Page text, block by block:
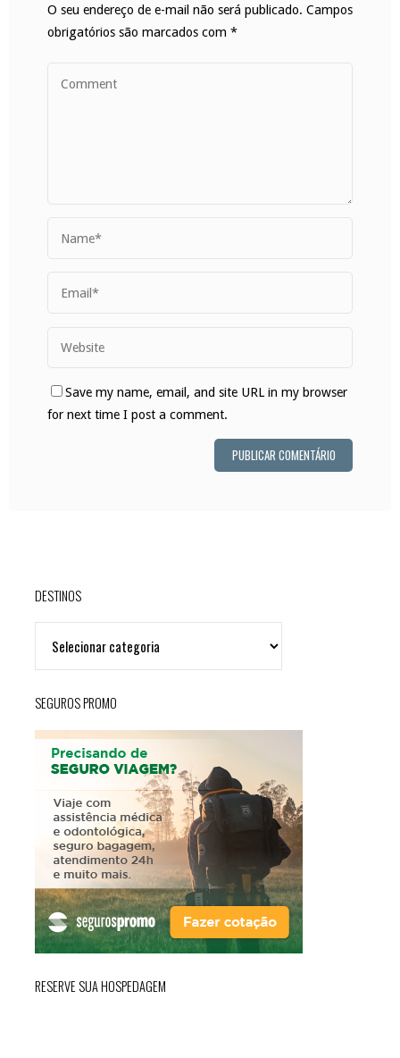
O seu endereço de e-mail não será publicado. Campos
obrigatórios são marcados com *
Save my name, email, and site URL in my browser
for next time I post a comment.
DESTINOS
SEGUROS PROMO
RESERVE SUA HOSPEDAGEM